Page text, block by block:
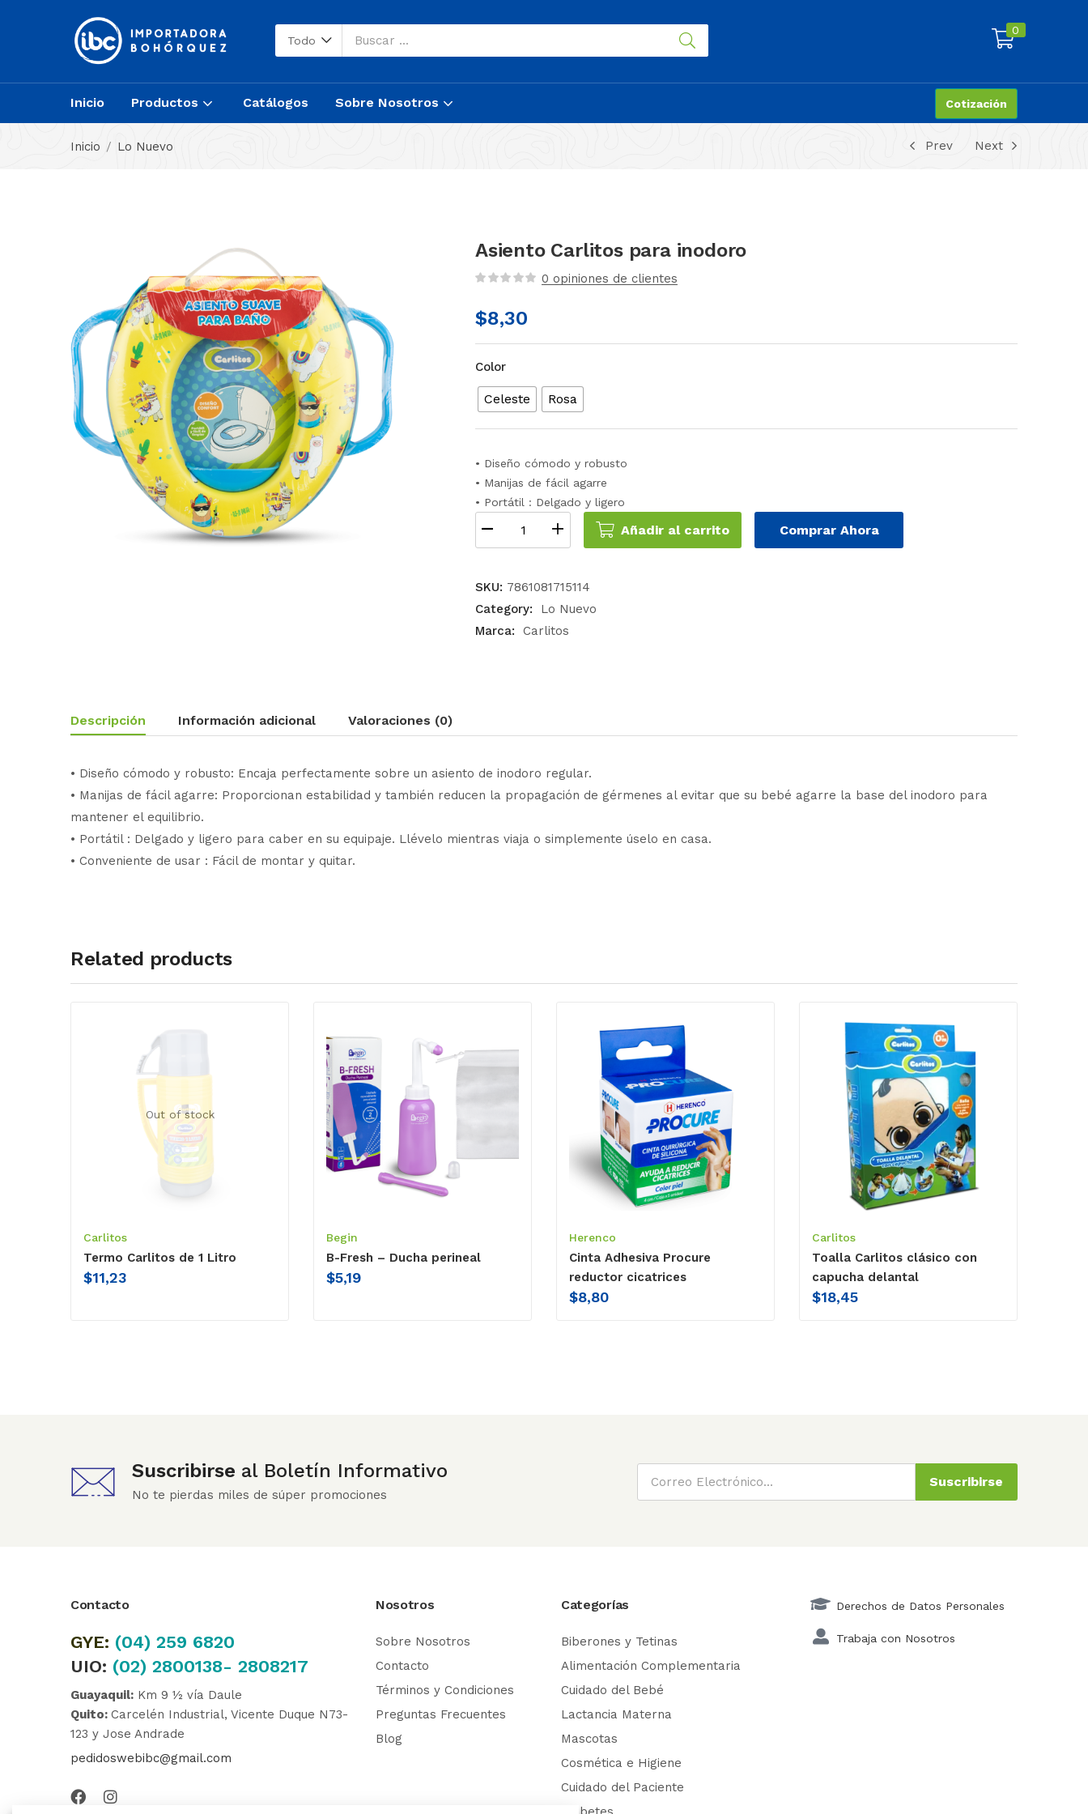
Todo
0
Inicio Productos Catálogos Sobre Nosotros Cotización
Inicio Lo Nuevo Prev Next
Asiento Carlitos para inodoro
0 opiniones de clientes
$8,30
Color
Celeste Rosa
• Diseño cómodo y robusto
• Manijas de fácil agarre
• Portátil : Delgado y ligero
Añadir al carrito Comprar Ahora
SKU: 7861081715114
Category:
Lo Nuevo
Marca:
Carlitos
Descripción Información adicional Valoraciones (0)
• Diseño cómodo y robusto: Encaja perfectamente sobre un asiento de inodoro regular.
• Manijas de fácil agarre: Proporcionan estabilidad y también reducen la propagación de gérmenes al evitar que su bebé agarre la base del inodoro para
mantener el equilibrio.
• Portátil : Delgado y ligero para caber en su equipaje. Llévelo mientras viaja o simplemente úselo en casa.
• Conveniente de usar : Fácil de montar y quitar.
Related products
Out of stock
Carlitos
Termo Carlitos de 1 Litro
$11,23
Begin
B-Fresh – Ducha perineal
$5,19
Herenco
Cinta Adhesiva Procure
reductor cicatrices
$8,80
Carlitos
Toalla Carlitos clásico con
capucha delantal
$18,45
Suscribirse al Boletín Informativo
No te pierdas miles de súper promociones
Suscribirse
Contacto
GYE: (04) 259 6820
UIO: (02) 2800138- 2808217
Guayaquil: Km 9 ½ vía Daule
Quito: Carcelén Industrial, Vicente Duque N73-
123 y Jose Andrade
pedidoswebibc@gmail.com
Nosotros
Sobre Nosotros
Contacto
Términos y Condiciones
Preguntas Frecuentes
Blog
Categorías
Biberones y Tetinas
Alimentación Complementaria
Cuidado del Bebé
Lactancia Materna
Mascotas
Cosmética e Higiene
Cuidado del Paciente
Derechos de Datos Personales
Trabaja con Nosotros